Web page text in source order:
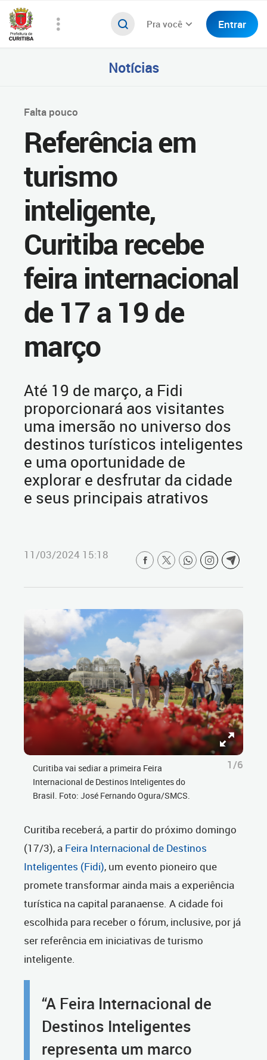
Pra você Entrar
Notícias
Falta pouco
Referência em
turismo
inteligente,
Curitiba recebe
feira internacional
de 17 a 19 de
março
Até 19 de março, a Fidi
proporcionará aos visitantes
uma imersão no universo dos
destinos turísticos inteligentes
e uma oportunidade de
explorar e desfrutar da cidade
e seus principais atrativos
11/03/2024 15:18
Curitiba vai sediar a primeira Feira
Internacional de Destinos Inteligentes do
Brasil. Foto: José Fernando Ogura/SMCS.
1/6
Curitiba receberá, a partir do próximo domingo
(17/3), a Feira Internacional de Destinos
Inteligentes (Fidi), um evento pioneiro que
promete transformar ainda mais a experiência
turística na capital paranaense. A cidade foi
escolhida para receber o fórum, inclusive, por já
ser referência em iniciativas de turismo
inteligente.
“A Feira Internacional de
Destinos Inteligentes
representa um marco